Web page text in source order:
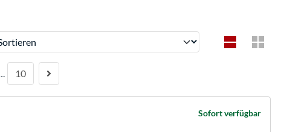
10
Sofort verfügbar